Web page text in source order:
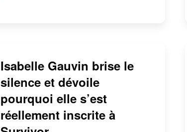
Isabelle Gauvin brise le
silence et dévoile
pourquoi elle s’est
réellement inscrite à